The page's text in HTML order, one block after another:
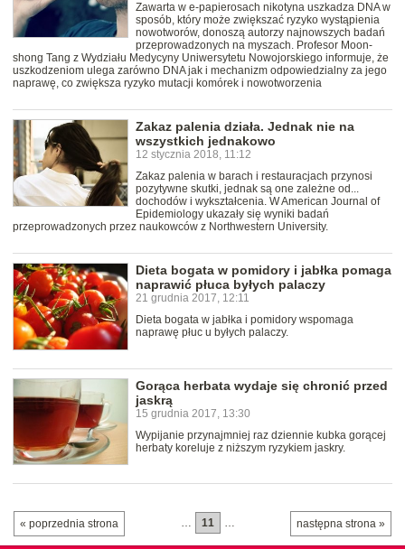
Zawarta w e-papierosach nikotyna uszkadza DNA w
sposób, który może zwiększać ryzyko wystąpienia
nowotworów, donoszą autorzy najnowszych badań
przeprowadzonych na myszach. Profesor Moon-
shong Tang z Wydziału Medycyny Uniwersytetu Nowojorskiego informuje, że
uszkodzeniom ulega zarówno DNA jak i mechanizm odpowiedzialny za jego
naprawę, co zwiększa ryzyko mutacji komórek i nowotworzenia
Zakaz palenia działa. Jednak nie na
wszystkich jednakowo
12 stycznia 2018, 11:12
Zakaz palenia w barach i restauracjach przynosi
pozytywne skutki, jednak są one zależne od...
dochodów i wykształcenia. W American Journal of
Epidemiology ukazały się wyniki badań
przeprowadzonych przez naukowców z Northwestern University.
Dieta bogata w pomidory i jabłka pomaga
naprawić płuca byłych palaczy
21 grudnia 2017, 12:11
Dieta bogata w jabłka i pomidory wspomaga
naprawę płuc u byłych palaczy.
Gorąca herbata wydaje się chronić przed
jaskrą
15 grudnia 2017, 13:30
Wypijanie przynajmniej raz dziennie kubka gorącej
herbaty koreluje z niższym ryzykiem jaskry.
« poprzednia strona następna strona »
… 11 …